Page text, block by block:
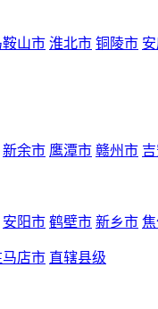
鞍山市 淮北市 铜陵市
新余市 鹰潭市 赣州市
安阳市 鹤壁市 新乡市
马店市 直辖县级